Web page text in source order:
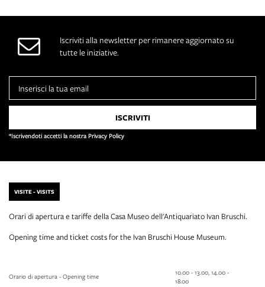
Iscriviti alla newsletter per rimanere aggiornato su
tutte le iniziative.
*Iscrivendoti accetti la nostra Privacy Policy
VISITE - VISITS
Orari di apertura e tariffe della Casa Museo dell'Antiquariato Ivan Bruschi.
Opening time and ticket costs for the Ivan Bruschi House Museum.
Orario di apertura - Opening time
10.00 - 13.00, 14.00 -
18.00